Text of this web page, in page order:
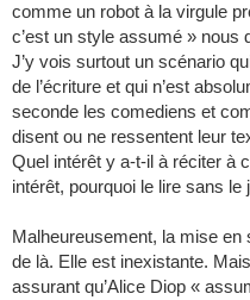
comme un robot à la virgule
c’est un style assumé » nous
J’y vois surtout un scénario
de l’écriture et qui n’est
seconde les comediens et
disent ou ne ressentent leur
Quel intérêt y a-t-il à réciter à
intérêt, pourquoi le lire sans le
Malheureusement, la mise en
de là. Elle est inexistante.
assurant qu’Alice Diop «